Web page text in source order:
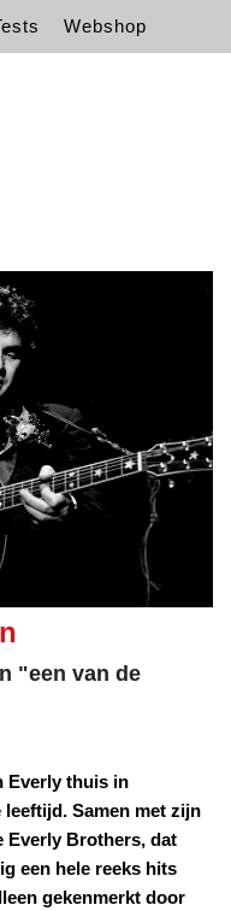
Webshop
"een van de
Everly thuis in
leeftijd. Samen met zijn
Everly Brothers, dat
een hele reeks hits
gekenmerkt door